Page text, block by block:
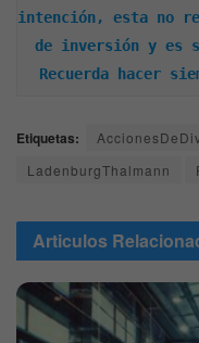
intención, esta no
de inversión y es
Recuerda hacer
Etiquetas:
LadenburgThalmann
Articulos